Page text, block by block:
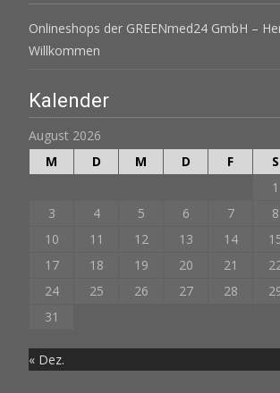
Onlineshops der GREENmed24 GmbH –
Willkommen
Kalender
August 2026
M
D M D F S
1
3
4 5 6 7 8
10
11 12 13 14
17
18 19 20 21
24
25 26 27 28
31
« Dez.